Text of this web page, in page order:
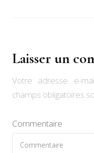
Laisser un
Votre adresse e-
champs obligatoires
Commentaire